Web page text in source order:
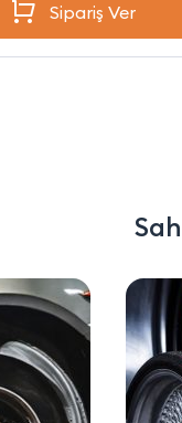
Sipariş Ver